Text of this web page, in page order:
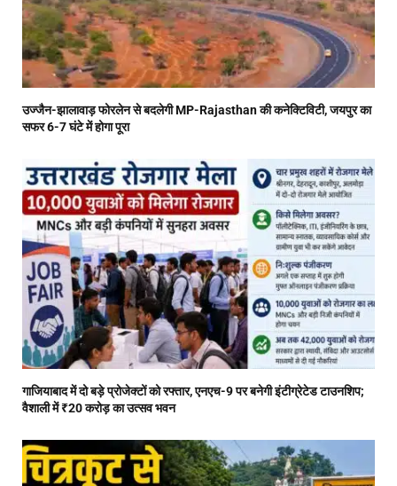
उज्जैन-झालावाड़ फोरलेन से बदलेगी MP-Rajasthan की कनेक्टिविटी, जयपुर का
सफर 6-7 घंटे में होगा पूरा
गाजियाबाद में दो बड़े प्रोजेक्टों को रफ्तार, एनएच-9 पर बनेगी इंटीग्रेटेड टाउनशिप;
वैशाली में ₹20 करोड़ का उत्सव भवन